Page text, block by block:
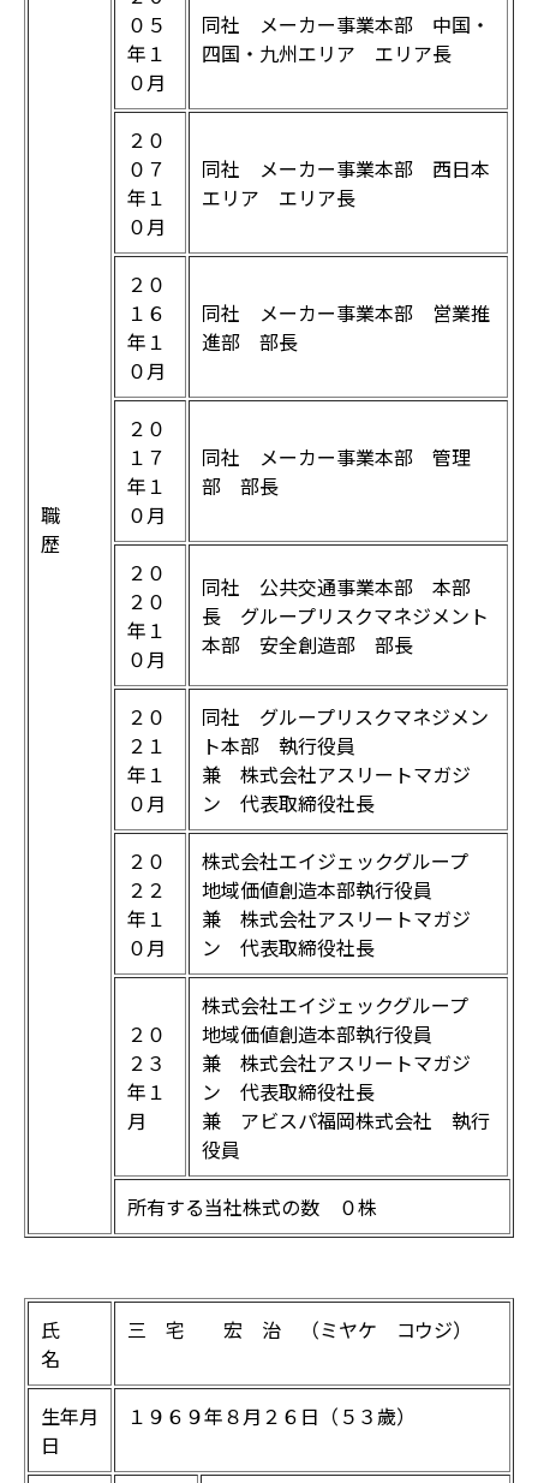
職
歴
０５
年１
０月
同社 メーカー事業本部 中国・
四国・九州エリア エリア長
２０
０７
年１
０月
同社 メーカー事業本部 西日本
エリア エリア長
２０
１６
年１
０月
同社 メーカー事業本部 営業推
進部 部長
２０
１７
年１
０月
同社 メーカー事業本部 管理
部 部長
２０
２０
年１
０月
同社 公共交通事業本部 本部
長 グループリスクマネジメント
本部 安全創造部 部長
２０
２１
年１
０月
同社 グループリスクマネジメン
ト本部 執行役員
兼 株式会社アスリートマガジ
ン 代表取締役社長
２０
２２
年１
０月
株式会社エイジェックグループ
地域価値創造本部執行役員
兼 株式会社アスリートマガジ
ン 代表取締役社長
２０
２３
年１
月
株式会社エイジェックグループ
地域価値創造本部執行役員
兼 株式会社アスリートマガジ
ン 代表取締役社長
兼 アビスパ福岡株式会社 執行
役員
所有する当社株式の数 ０株
氏
名
三 宅 宏 治 （ミヤケ コウジ）
生年月
日
１９６９年８月２６日（５３歲）